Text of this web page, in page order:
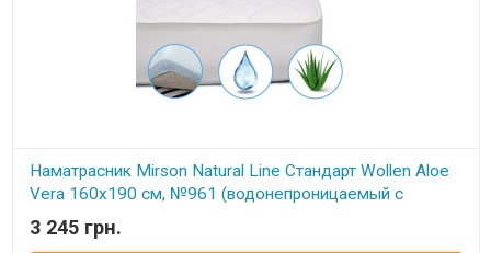
Наматрасник Mirson Natural Line Стандарт Wollen Aloe
Vera 160x190 см, №961 (водонепроницаемый с
резинкой по периметру)
3 245 грн.